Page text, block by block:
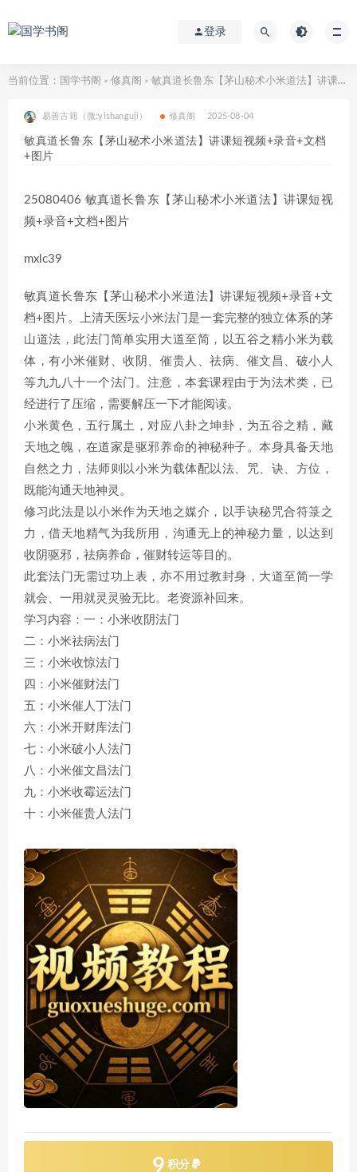
登录
当前位置： 国学书阁 > 修真阁 > 敏真道长鲁东【茅山秘术小米道法】讲课短视频+录音+文档+图片
易善古籍（微:yishanguji） 修真阁 2025-08-04
敏真道长鲁东【茅山秘术小米道法】讲课短视频+录音+文档
+图片
25080406 敏真道长鲁东【茅山秘术小米道法】讲课短视
频+录音+文档+图片
mxlc39
敏真道长鲁东【茅山秘术小米道法】讲课短视频+录音+文
档+图片。上清天医坛小米法门是一套完整的独立体系的茅
山道法，此法门简单实用大道至简，以五谷之精小米为载
体，有小米催财、收阴、催贵人、祛病、催文昌、破小人
等九九八十一个法门。注意，本套课程由于为法术类，已
经进行了压缩，需要解压一下才能阅读。
小米黄色，五行属土，对应八卦之坤卦，为五谷之精，藏
天地之魄，在道家是驱邪养命的神秘种子。本身具备天地
自然之力，法师则以小米为载体配以法、咒、诀、方位，
既能沟通天地神灵。
修习此法是以小米作为天地之媒介，以手诀秘咒合符箓之
力，借天地精气为我所用，沟通无上的神秘力量，以达到
收阴驱邪，祛病养命，催财转运等目的。
此套法门无需过功上表，亦不用过教封身，大道至简一学
就会、一用就灵灵验无比。老资源补回来。
学习内容：一：小米收阴法门
二：小米祛病法门
三：小米收惊法门
四：小米催财法门
五：小米催人丁法门
六：小米开财库法门
七：小米破小人法门
八：小米催文昌法门
九：小米收霉运法门
十：小米催贵人法门
9 积分